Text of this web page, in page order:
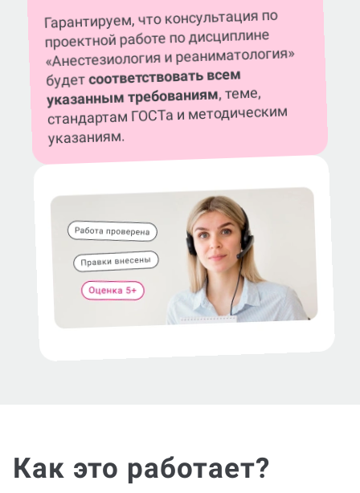
Гарантируем, что консультация по
проектной работе по дисциплине
«Анестезиология и реаниматология»
будетсоответствовать всем
указанным требованиям, теме,
стандартам ГОСТа и методическим
указаниям.
Как это работает?